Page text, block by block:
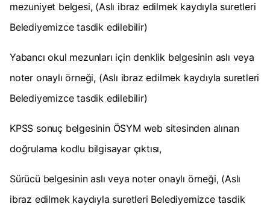
mezuniyet belgesi, (Aslı ibraz edilmek kaydıyla suretleri
Belediyemizce tasdik edilebilir)
Yabancı okul mezunları için denklik belgesinin aslı veya
noter onaylı örneği, (Aslı ibraz edilmek kaydıyla suretleri
Belediyemizce tasdik edilebilir)
KPSS sonuç belgesinin ÖSYM web sitesinden alınan
doğrulama kodlu bilgisayar çıktısı,
Sürücü belgesinin aslı veya noter onaylı örneği, (Aslı
ibraz edilmek kaydıyla suretleri Belediyemizce tasdik